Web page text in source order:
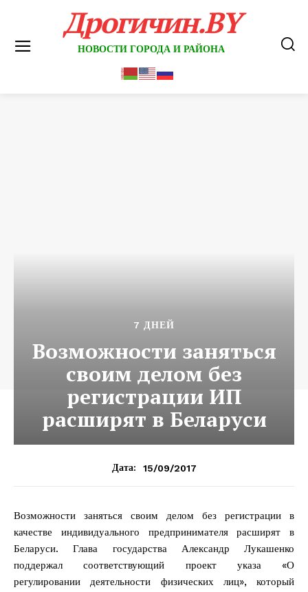
Дрогичин.BY
НОВОСТИ ГОРОДА И РАЙОНА
7 ДНЕЙ
Возможности заняться
своим делом без
регистрации ИП
расширят в Беларуси
Дата: 15/09/2017
Возможности заняться своим делом без регистрации в
качестве индивидуального предпринимателя расширят в
Беларуси. Глава государства Александр Лукашенко
поддержал соответствующий проект указа «О
регулировании деятельности физических лиц», который